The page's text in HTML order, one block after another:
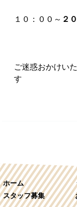
１０：００～ ２
ご迷惑おかけい
す
ホーム
スタッフ募集